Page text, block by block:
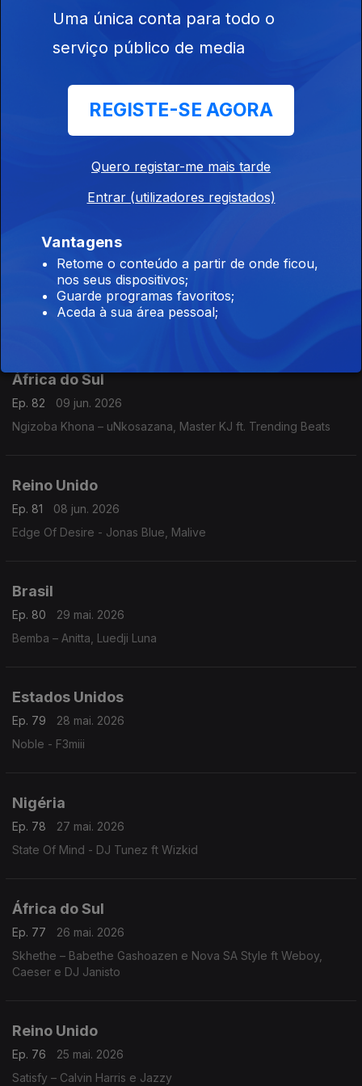
12 jun. 2026
Peão todo tatuado – Jeninho, Mariana Fagundes
Estados Unidos
11 jun. 2026
Nigéria
Ep. 83
10 jun. 2026
Jies - BNXN
África do Sul
Ep. 82
09 jun. 2026
Ngizoba Khona – uNkosazana, Master KJ ft. Trending Beats
Reino Unido
Ep. 81
08 jun. 2026
Edge Of Desire - Jonas Blue, Malive
Brasil
Ep. 80
29 mai. 2026
Bemba – Anitta, Luedji Luna
Estados Unidos
Ep. 79
28 mai. 2026
Noble - F3miii
Nigéria
Ep. 78
27 mai. 2026
State Of Mind - DJ Tunez ft Wizkid
África do Sul
Ep. 77
26 mai. 2026
Skhethe – Babethe Gashoazen e Nova SA Style ft Weboy,
Caeser e DJ Janisto
Reino Unido
Ep. 76
25 mai. 2026
Satisfy – Calvin Harris e Jazzy
Uma única conta para todo o
serviço público de media
REGISTE-SE AGORA
Quero registar-me mais tarde
Entrar (utilizadores registados)
Vantagens
Retome o conteúdo a partir de onde ficou,
nos seus dispositivos;
Guarde programas favoritos;
Aceda à sua área pessoal;